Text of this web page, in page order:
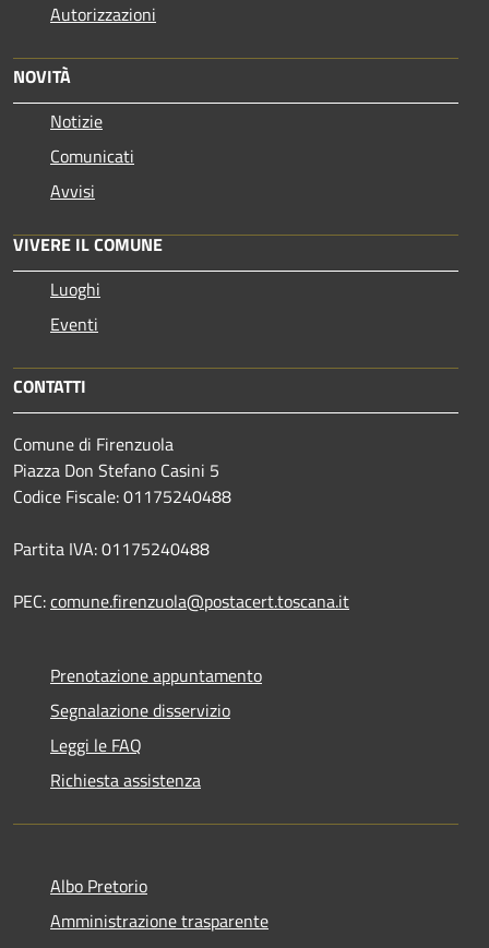
Autorizzazioni
NOVITÀ
Notizie
Comunicati
Avvisi
VIVERE IL COMUNE
Luoghi
Eventi
CONTATTI
Comune di Firenzuola
Piazza Don Stefano Casini 5
Codice Fiscale: 01175240488
Partita IVA: 01175240488
PEC:comune.firenzuola@postacert.toscana.it
Prenotazione appuntamento
Segnalazione disservizio
Leggi le FAQ
Richiesta assistenza
Albo Pretorio
Amministrazione trasparente